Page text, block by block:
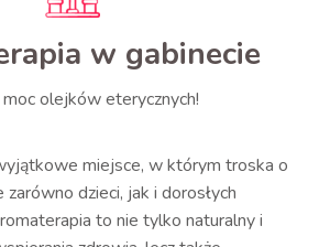
w gabinecie
olejków eterycznych!
miejsce, w którym troska o
dzieci, jak i dorosłych
to nie tylko naturalny i